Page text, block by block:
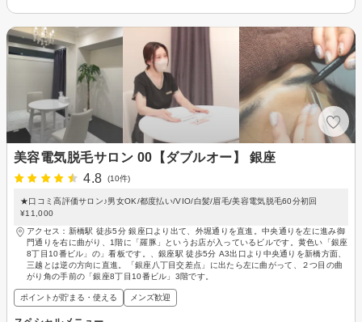
美容電気脱毛サロン 00【ダブルオー】 銀座
4.8
(10件)
★口コミ高評価サロン♪男女OK/都度払い/VIO/白髪/眉毛/美容電気脱毛60分初回
¥11,000
アクセス：新橋駅 徒歩5分 銀座口より出て、外堀通りを直進。中央通りを左に進み御
門通りを右に曲がり、1階に「羅豚」というお店が入っているビルです。黄色い「銀座
8丁目10番ビル」の」看板です。、銀座駅 徒歩5分 A3出口より中央通りを新橋方面、
三越とは逆の方向に直進。「銀座八丁目交差点」に出たら左に曲がって、２つ目の曲
がり角の手前の「銀座8丁目10番ビル」3階です。
ポイントが貯まる・使える メンズ歓迎